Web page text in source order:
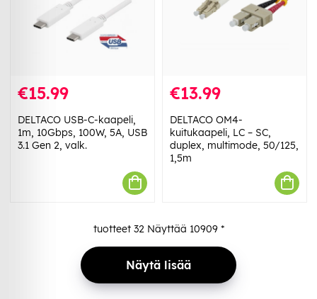
€15.99
DELTACO USB-C-kaapeli,
1m, 10Gbps, 100W, 5A, USB
3.1 Gen 2, valk.
€13.99
DELTACO OM4-
kuitukaapeli, LC – SC,
duplex, multimode, 50/125,
1,5m
tuotteet 32Näyttää 10909*
Näytä lisää